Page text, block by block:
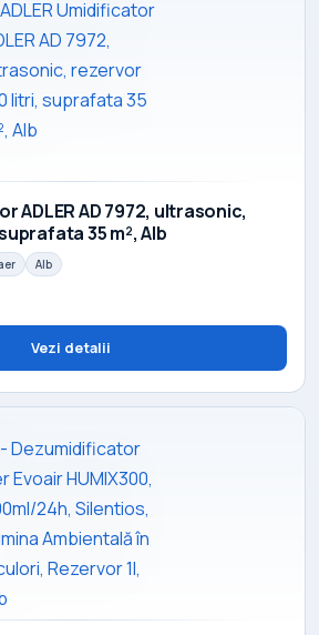
ADLER AD 7972, ultrasonic,
35 m², Alb
Alb
Vezi detalii